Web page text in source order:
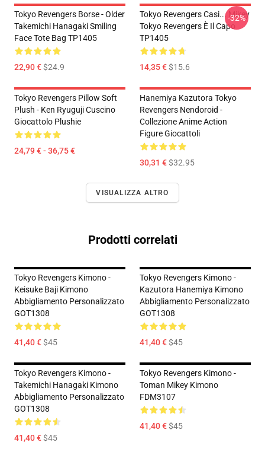
Tokyo Revengers Borse - Older
Takemichi Hanagaki Smiling
Face Tote Bag TP1405
22,90 €$24.9
Tokyo Revengers Casi... Mikey
Tokyo Revengers È Il Capo
TP1405
14,35 €$15.6
-32%
Tokyo Revengers Pillow Soft
Plush - Ken Ryuguji Cuscino
Giocattolo Plushie
24,79 € - 36,75 €
Hanemiya Kazutora Tokyo
Revengers Nendoroid -
Collezione Anime Action
Figure Giocattoli
30,31 €$32.95
VISUALIZZA ALTRO
Prodotti correlati
Tokyo Revengers Kimono -
Keisuke Baji Kimono
Abbigliamento Personalizzato
GOT1308
41,40 €$45
Tokyo Revengers Kimono -
Kazutora Hanemiya Kimono
Abbigliamento Personalizzato
GOT1308
41,40 €$45
Tokyo Revengers Kimono -
Takemichi Hanagaki Kimono
Abbigliamento Personalizzato
GOT1308
41,40 €$45
Tokyo Revengers Kimono -
Toman Mikey Kimono
FDM3107
41,40 €$45